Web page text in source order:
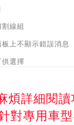
線組
上不顯示錯誤消息
選擇
煩詳細閱讀
對專用車